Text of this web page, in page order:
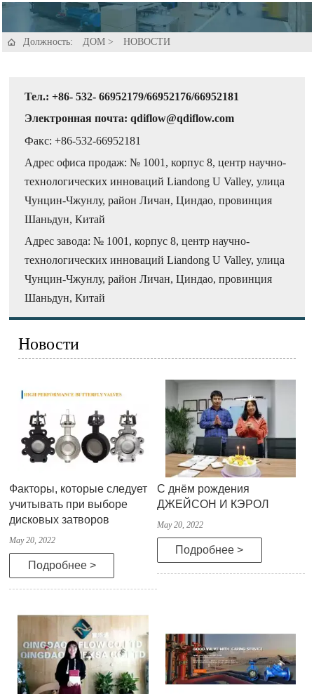
 Должность: ДОМ > НОВОСТИ
Тел.: +86- 532- 66952179/66952176/66952181
Электронная почта: qdiflow@qdiflow.com
Факс: +86-532-66952181
Адрес офиса продаж: № 1001, корпус 8, центр научно-
технологических инноваций Liandong U Valley, улица
Чунцин-Чжунлу, район Личан, Циндао, провинция
Шаньдун, Китай
Адрес завода: № 1001, корпус 8, центр научно-
технологических инноваций Liandong U Valley, улица
Чунцин-Чжунлу, район Личан, Циндао, провинция
Шаньдун, Китай
Новости
Факторы, которые следует
учитывать при выборе
дисковых затворов
May 20, 2022
Подробнее >
С днём рождения
ДЖЕЙСОН И КЭРОЛ
May 20, 2022
Подробнее >